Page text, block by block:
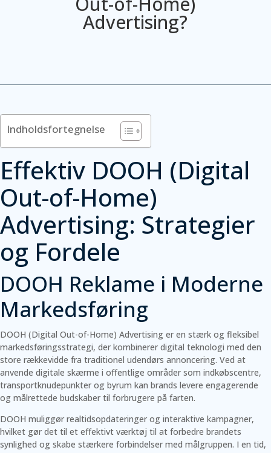
Advertising?
Indholdsfortegnelse
Effektiv DOOH (Digital
Out-of-Home)
Advertising: Strategier
og Fordele
DOOH Reklame i Moderne
Markedsføring
DOOH (Digital Out-of-Home) Advertising er en stærk og fleksibel
markedsføringsstrategi, der kombinerer digital teknologi med den
store rækkevidde fra traditionel udendørs annoncering. Ved at
anvende digitale skærme i offentlige områder som indkøbscentre,
transportknudepunkter og byrum kan brands levere engagerende
og målrettede budskaber til forbrugere på farten.
DOOH muliggør realtidsopdateringer og interaktive kampagner,
hvilket gør det til et effektivt værktøj til at forbedre brandets
synlighed og skabe stærkere forbindelser med målgruppen. I en tid,